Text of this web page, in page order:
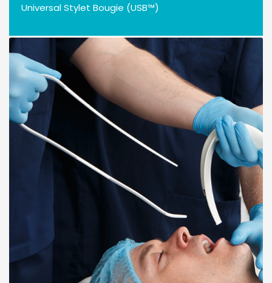
Universal Stylet Bougie (USB™)